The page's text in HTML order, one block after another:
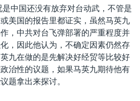
中国还没有放弃对台动武，不管是
美国的报告里都证实，虽然马英九
，中共对台飞弹部署的严重程度并
，因此他认为，不确定因素仍然存
九在做的是先解决好经贸等比较好
治性的议题，如果马英九期待他有
题拿出来探讨。